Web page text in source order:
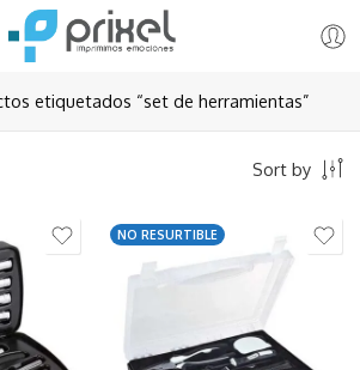
etiquetados “set de herramientas”
Sort by
NO RESURTIBLE